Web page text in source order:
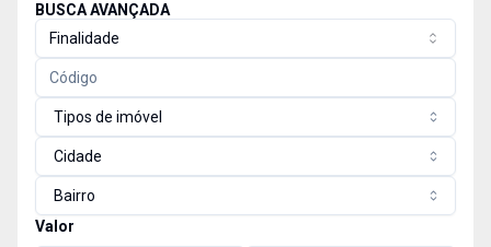
BUSCA AVANÇADA
Finalidade
Tipos de imóvel
Cidade
Bairro
Valor